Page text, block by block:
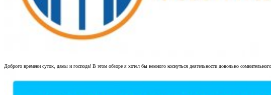
Доброго времени суток, дамы и господа! В этом обзоре я хотел бы немного коснуться деятельности довольно